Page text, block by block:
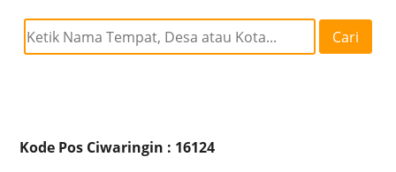
Cari
Kode Pos Ciwaringin : 16124